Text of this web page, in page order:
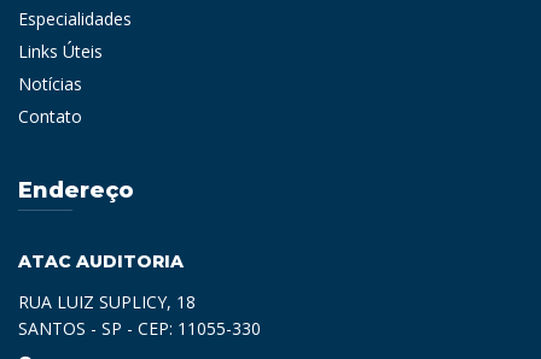
Especialidades
Links Úteis
Notícias
Contato
Endereço
ATAC AUDITORIA
RUA LUIZ SUPLICY, 18
SANTOS - SP - CEP: 11055-330